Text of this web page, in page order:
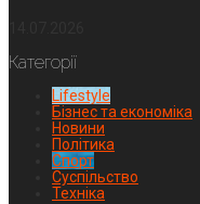
Категорії
Lifestyle
Бізнес та економіка
Новини
Політика
Спорт
Суспільство
Техніка